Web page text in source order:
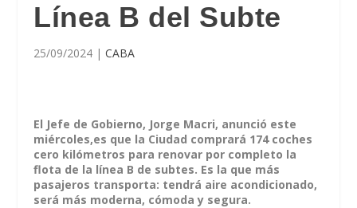
Línea B del Subte
25/09/2024 |CABA
El Jefe de Gobierno, Jorge Macri, anunció este
miércoles,es que la Ciudad comprará 174 coches
cero kilómetros para renovar por completo la
flota de la línea B de subtes. Es la que más
pasajeros transporta: tendrá aire acondicionado,
será más moderna, cómoda y segura.